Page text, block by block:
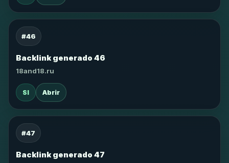
#46
Backlink generado 46
18and18.ru
SI Abrir
#47
Backlink generado 47